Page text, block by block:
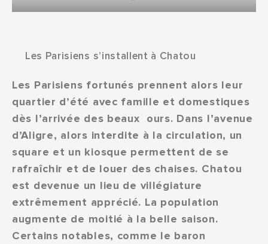
Les Parisiens s’installent à Chatou
Les Parisiens fortunés prennent alors leur
quartier d’été avec famille et domestiques
dès l’arrivée des beaux ours. Dans l’avenue
d’Aligre, alors interdite à la circulation, un
square et un kiosque permettent de se
rafraîchir et de louer des chaises. Chatou
est devenue un lieu de villégiature
extrêmement apprécié. La population
augmente de moitié à la belle saison.
Certains notables, comme le baron